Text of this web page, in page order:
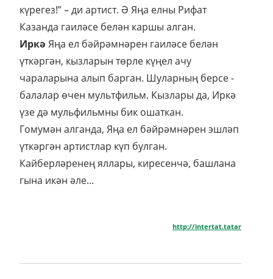
күрегез!” – ди артист. Ә Яңа елны Рифат
Казанда гаиләсе белән каршы алган.
Иркә Яңа ел бәйрәмнәрен гаиләсе белән
үткәргән, кызларын төрле күңел ачу
чараларына алып барган. Шуларның берсе -
балалар өчен мультфильм. Кызлары да, Иркә
үзе дә мульфильмны бик ошаткан.
Гомумән алганда, Яңа ел бәйрәмнәрен эшләп
үткәргән артистлар күп булган.
Кайберләренең яллары, киресенчә, башлана
гына икән әле...
http://intertat.tatar